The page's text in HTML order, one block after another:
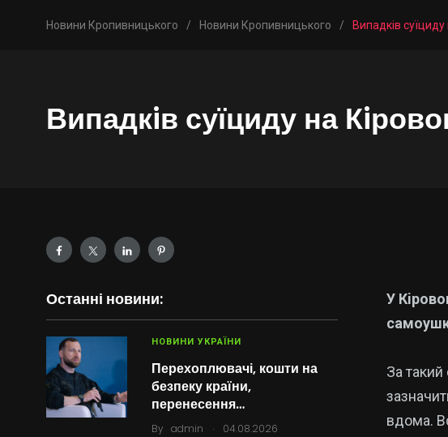
Новини Кропивницького / Новини Кропивницького / Випадкiв
Випадкiв суїциду на
Останні новини:
НОВИНИ УКРАЇНИ
Перехоплювачі, кошти на
безпеку країни,
перенесення…
By admin . 04.08.2026
У
За
вдома.